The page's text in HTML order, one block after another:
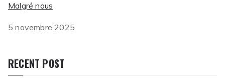
Malgré nous
5 novembre 2025
RECENT POST